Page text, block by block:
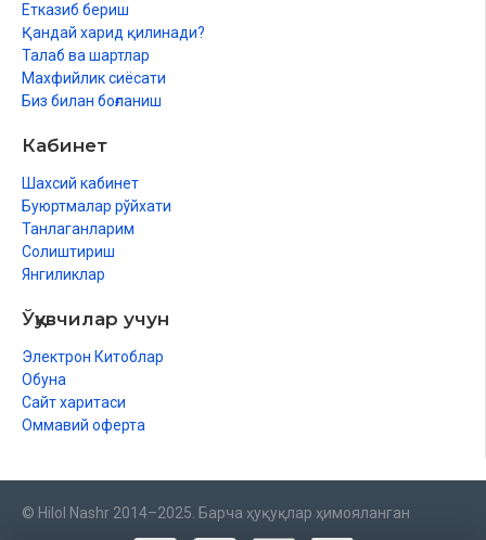
Етказиб бериш
Қандай харид қилинади?
Талаб ва шартлар
Махфийлик сиёсати
Биз билан боғланиш
Кабинет
Шахсий кабинет
Буюртмалар рўйхати
Танлаганларим
Солиштириш
Янгиликлар
Ўқувчилар учун
Электрон Китоблар
Обуна
Сайт харитаси
Оммавий оферта
© Hilol Nashr 2014–2025. Барча ҳуқуқлар ҳимояланган